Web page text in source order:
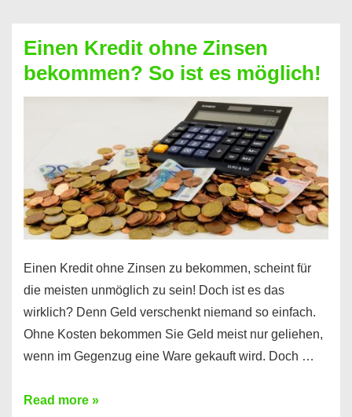
Festvertrag
für
jeden
erfahren
Sie
es
Einen Kredit ohne Zinsen
bekommen? So ist es möglich!
Einen Kredit ohne Zinsen zu bekommen, scheint für
die meisten unmöglich zu sein! Doch ist es das
wirklich? Denn Geld verschenkt niemand so einfach.
Ohne Kosten bekommen Sie Geld meist nur geliehen,
wenn im Gegenzug eine Ware gekauft wird. Doch …
Einen
Read more »